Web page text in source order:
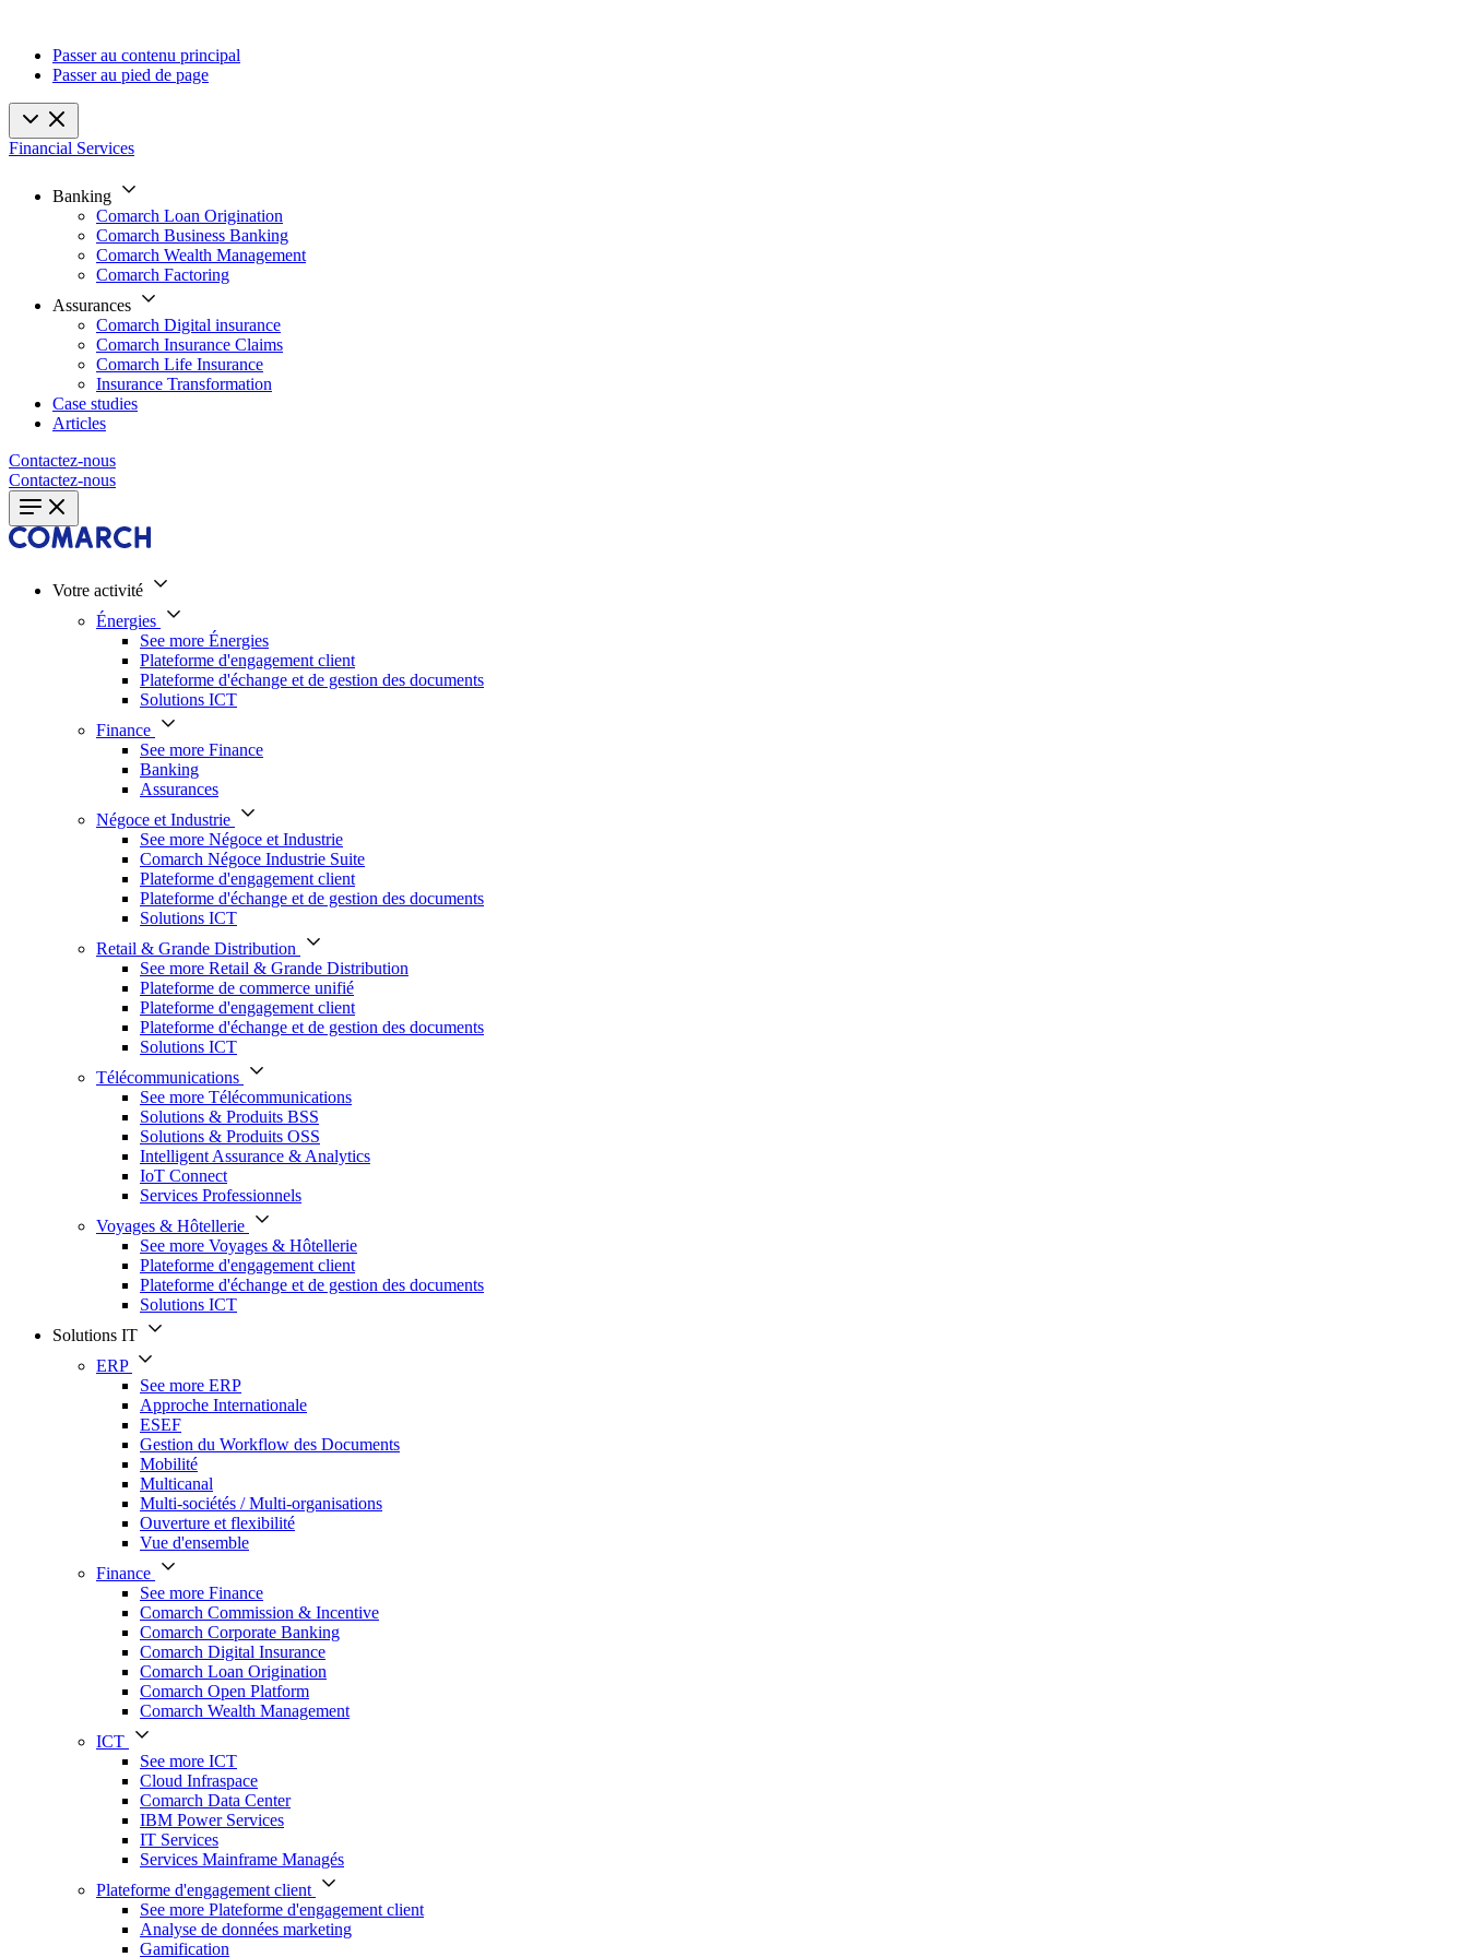
Passer au contenu principal
Passer au pied de page
Financial Services
Banking
Comarch Loan Origination
Comarch Business Banking
Comarch Wealth Management
Comarch Factoring
Assurances
Comarch Digital insurance
Comarch Insurance Claims
Comarch Life Insurance
Insurance Transformation
Case studies
Articles
Contactez-nous
Contactez-nous
Votre activité
Énergies
See more Énergies
Plateforme d'engagement client
Plateforme d'échange et de gestion des documents
Solutions ICT
Finance
See more Finance
Banking
Assurances
Négoce et Industrie
See more Négoce et Industrie
Comarch Négoce Industrie Suite
Plateforme d'engagement client
Plateforme d'échange et de gestion des documents
Solutions ICT
Retail & Grande Distribution
See more Retail & Grande Distribution
Plateforme de commerce unifié
Plateforme d'engagement client
Plateforme d'échange et de gestion des documents
Solutions ICT
Télécommunications
See more Télécommunications
Solutions & Produits BSS
Solutions & Produits OSS
Intelligent Assurance & Analytics
IoT Connect
Services Professionnels
Voyages & Hôtellerie
See more Voyages & Hôtellerie
Plateforme d'engagement client
Plateforme d'échange et de gestion des documents
Solutions ICT
Solutions IT
ERP
See more ERP
Approche Internationale
ESEF
Gestion du Workflow des Documents
Mobilité
Multicanal
Multi-sociétés / Multi-organisations
Ouverture et flexibilité
Vue d'ensemble
Finance
See more Finance
Comarch Commission & Incentive
Comarch Corporate Banking
Comarch Digital Insurance
Comarch Loan Origination
Comarch Open Platform
Comarch Wealth Management
ICT
See more ICT
Cloud Infraspace
Comarch Data Center
IBM Power Services
IT Services
Services Mainframe Managés
Plateforme d'engagement client
See more Plateforme d'engagement client
Analyse de données marketing
Gamification